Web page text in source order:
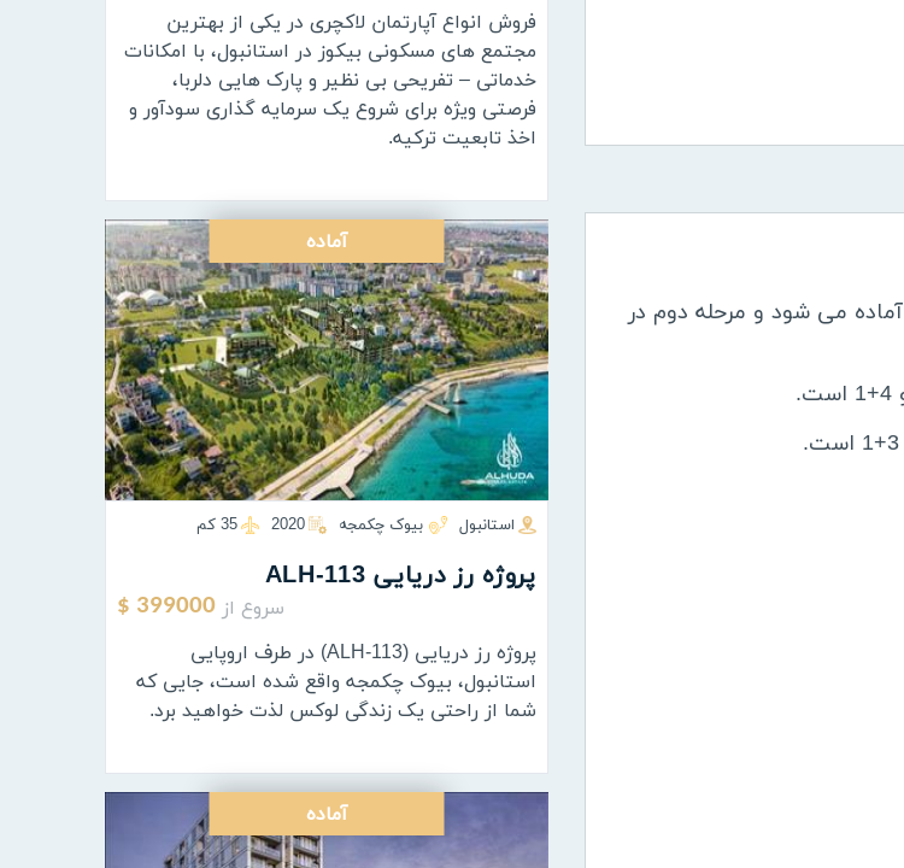
ALH-202 شامل 2 مرحله است ، مرحله اول در پایان سال 2018 آماده می شود و مرحله دوم در
فروش انواع آپارتمان لاکچری در یکی از بهترین
مجتمع های مسکونی بیکوز در استانبول، با امکانات
خدماتی – تفریحی بی نظیر و پارک هایی دلربا،
فرصتی ویژه برای شروع یک سرمایه گذاری سودآور و
اخذ تابعیت ترکیه.
آماده
استانبول بیوک چکمجه 2020 35 كم
پروژه رز دریایی ALH-113
سروع از 399000 $
پروژه رز دریایی (ALH-113) در طرف اروپایی
استانبول، بیوک چکمجه واقع شده است، جایی که
شما از راحتی یک زندگی لوکس لذت خواهید برد.
آماده